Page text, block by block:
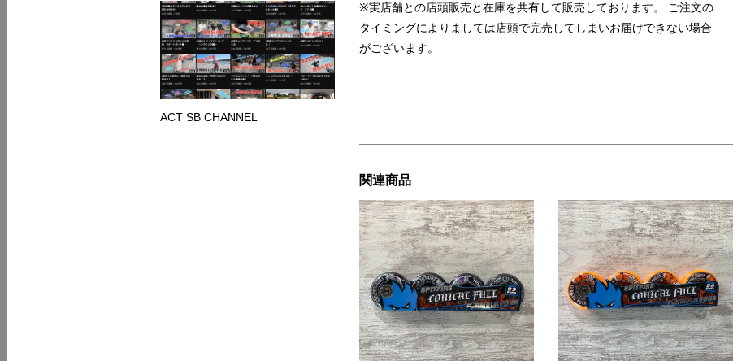
※実店舗との店頭販売と在庫を共有して販売しております。 ご注文の
タイミングによりましては店頭で完売してしまいお届けできない場合
がございます。
関連商品
ACT SB CHANNEL